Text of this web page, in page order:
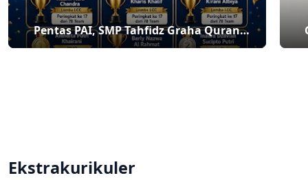
Pentas PAI, SMP Tahfidz Graha Quran
banjir prestasi
Ekstrakurikuler